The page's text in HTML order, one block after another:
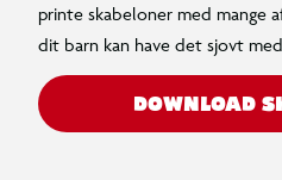
printe skabeloner med mange
dit barn kan have det sjovt
DOWNLOAD